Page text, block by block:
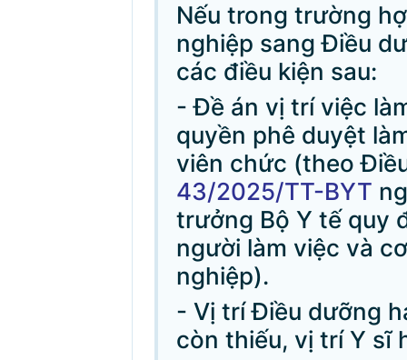
Nếu trong trường
nghiệp sang Điều
các điều kiện sau:
- Đề án vị trí việc
quyền phê duyệt
viên chức (theo
43/2025/TT-BYT
trưởng Bộ Y tế quy
người làm việc và
nghiệp).
- Vị trí Điều dưỡng
còn thiếu, vị trí Y sĩ